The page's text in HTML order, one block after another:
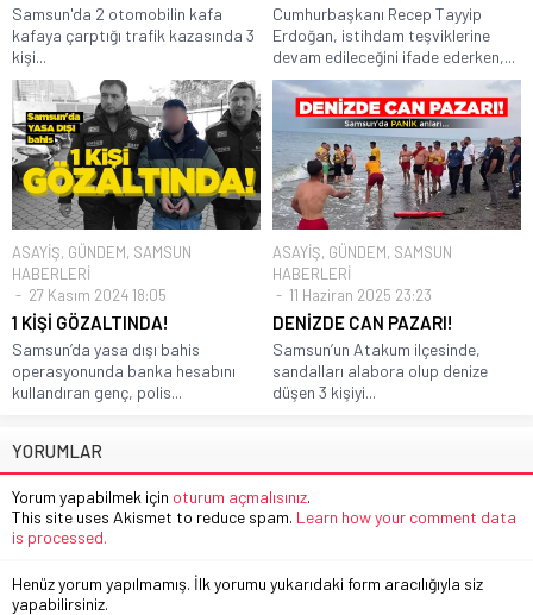
Samsun'da 2 otomobilin kafa
kafaya çarptığı trafik kazasında 3
kişi...
Cumhurbaşkanı Recep Tayyip
Erdoğan, istihdam teşviklerine
devam edileceğini ifade ederken,...
ASAYİŞ, GÜNDEM, SAMSUN
HABERLERİ
27 Kasım 2024 18:05
1 KİŞİ GÖZALTINDA!
Samsun’da yasa dışı bahis
operasyonunda banka hesabını
kullandıran genç, polis...
ASAYİŞ, GÜNDEM, SAMSUN
HABERLERİ
11 Haziran 2025 23:23
DENİZDE CAN PAZARI!
Samsun’un Atakum ilçesinde,
sandalları alabora olup denize
düşen 3 kişiyi...
YORUMLAR
Yorum yapabilmek için oturum açmalısınız.
This site uses Akismet to reduce spam. Learn how your comment data
is processed.
Henüz yorum yapılmamış. İlk yorumu yukarıdaki form aracılığıyla siz
yapabilirsiniz.